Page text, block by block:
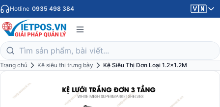
Hotline 0935 498 384 🇻🇳
Trang chủ Kệ siêu thị trưng bày Kệ Siêu Thị Đơn Loại 1.2x1.2M